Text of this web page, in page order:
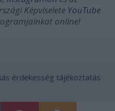
Képviselete YouTube
online!
érdekesség tájékoztatás